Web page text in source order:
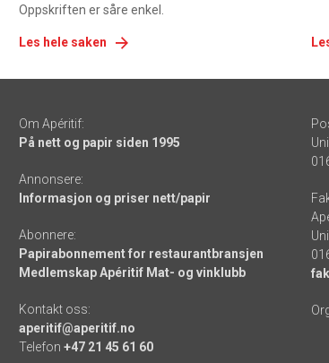
Oppskriften er såre enkel.
Les hele saken
Om Apéritif:
På nett og papir siden 1995
Annonsere:
Informasjon og priser nett/papir
Abonnere:
Papirabonnement for restaurantbransjen
Medlemskap Apéritif Mat- og vinklubb
Kontakt oss:
aperitif@aperitif.no
Telefon +47 21 45 61 60